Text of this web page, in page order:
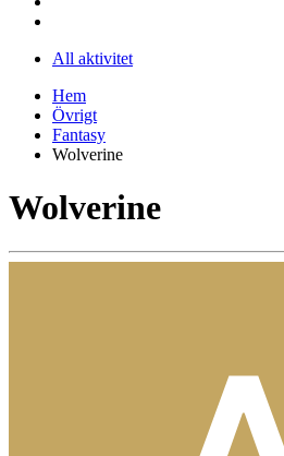
All aktivitet
Hem
Övrigt
Fantasy
Wolverine
Wolverine